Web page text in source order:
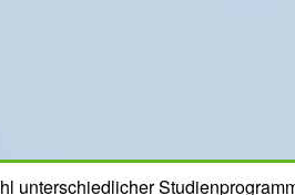
unterschiedlicher